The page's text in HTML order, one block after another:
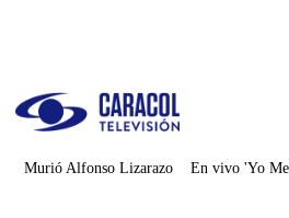
Murió Alfonso Lizarazo En vivo 'Yo